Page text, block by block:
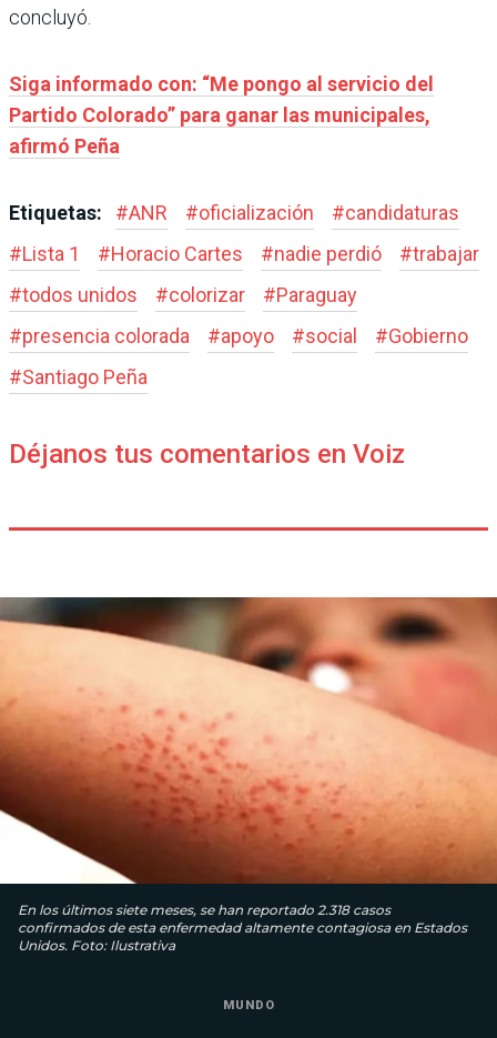
concluyó.
Siga informado con: “Me pongo al servicio del
Partido Colorado” para ganar las municipales,
afirmó Peña
Etiquetas: #ANR #oficialización #candidaturas
#Lista 1 #Horacio Cartes #nadie perdió #trabajar
#todos unidos #colorizar #Paraguay
#presencia colorada #apoyo #social #Gobierno
#Santiago Peña
Déjanos tus comentarios en Voiz
En los últimos siete meses, se han reportado 2.318 casos
confirmados de esta enfermedad altamente contagiosa en Estados
Unidos. Foto: Ilustrativa
MUNDO